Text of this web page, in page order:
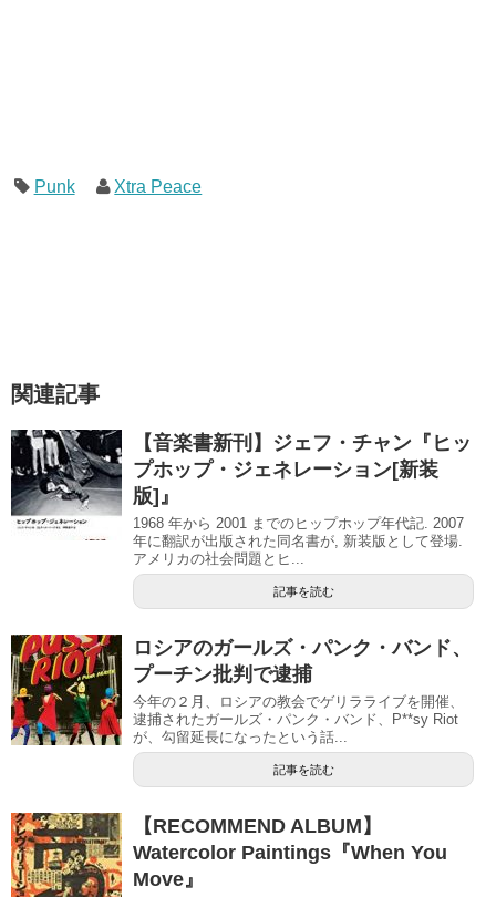
Punk Xtra Peace
関連記事
【音楽書新刊】ジェフ・チャン『ヒッ
プホップ・ジェネレーション[新装
版]』
1968 年から 2001 までのヒップホップ年代記. 2007
年に翻訳が出版された同名書が, 新装版として登場.
アメリカの社会問題とヒ...
記事を読む
ロシアのガールズ・パンク・バンド、
プーチン批判で逮捕
今年の２月、ロシアの教会でゲリラライブを開催、
逮捕されたガールズ・パンク・バンド、P**sy Riot
が、勾留延長になったという話...
記事を読む
【RECOMMEND ALBUM】
Watercolor Paintings『When You
Move』